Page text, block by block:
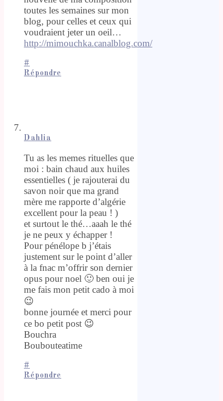
toutes les semaines sur mon
blog, pour celles et ceux qui
voudraient jeter un oeil…
http://mimouchka.canalblog.com/
#
Répondre
Dahlia
Tu as les memes rituelles que
moi : bain chaud aux huiles
essentielles ( je rajouterai du
savon noir que ma grand
mère me rapporte d’algérie
excellent pour la peau ! )
et surtout le thé…aaah le thé
je ne peux y échapper !
Pour pénélope b j’étais
justement sur le point d’aller
à la fnac m’offrir son dernier
opus pour noel 🙂 ben oui je
me fais mon petit cado à moi
😉
bonne journée et merci pour
ce bo petit post 😉
Bouchra
Boubouteatime
#
Répondre